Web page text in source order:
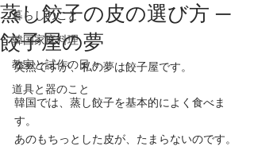
暮らしのこと
韓国家庭料理
教室と試作の日々
道具と器のこと
蒸し餃子の皮の選び方 ─
餃子屋の夢
突然ですが、私の夢は餃子屋です。
韓国では、蒸し餃子を基本的によく食べま
す。
あのもちっとした皮が、たまらないのです。